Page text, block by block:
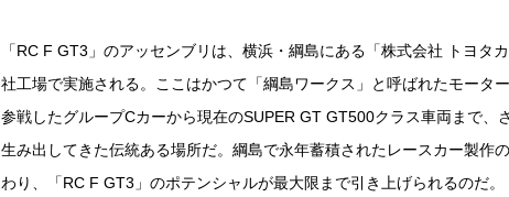
「RC F GT3」のアッセンブリは、横浜・綱島にある「株式会社 トヨタ
社工場で実施される。ここはかつて「綱島ワークス」と呼ばれたモータ
参戦したグループCカーから現在のSUPER GT GT500クラス車両まで、
生み出してきた伝統ある場所だ。綱島で永年蓄積されたレースカー製作
わり、「RC F GT3」のポテンシャルが最大限まで引き上げられるのだ。